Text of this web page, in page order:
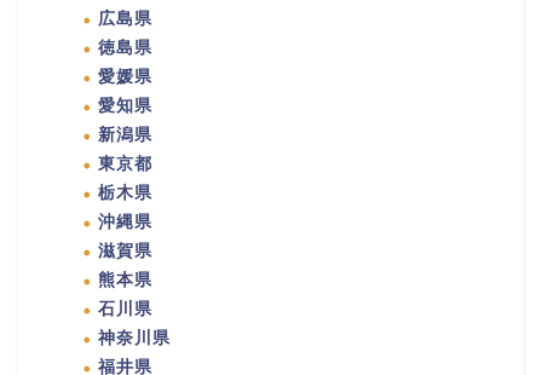
広島県
徳島県
愛媛県
愛知県
新潟県
東京都
栃木県
沖縄県
滋賀県
熊本県
石川県
神奈川県
福井県